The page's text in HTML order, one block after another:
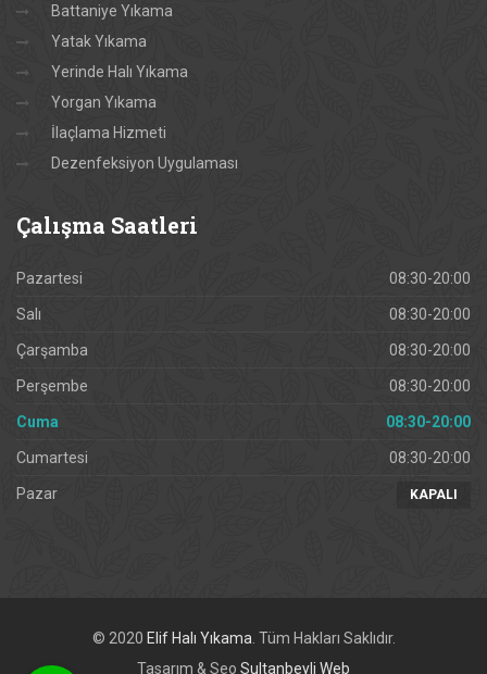
Battaniye Yıkama
Yatak Yıkama
Yerinde Halı Yıkama
Yorgan Yıkama
İlaçlama Hizmeti
Dezenfeksiyon Uygulaması
Çalışma Saatleri
Pazartesi 08:30-20:00
Salı 08:30-20:00
Çarşamba 08:30-20:00
Perşembe 08:30-20:00
Cuma 08:30-20:00
Cumartesi 08:30-20:00
Pazar KAPALI
© 2020 Elif Halı Yıkama . Tüm Hakları Saklıdır.
Tasarım & Seo Sultanbeyli Web